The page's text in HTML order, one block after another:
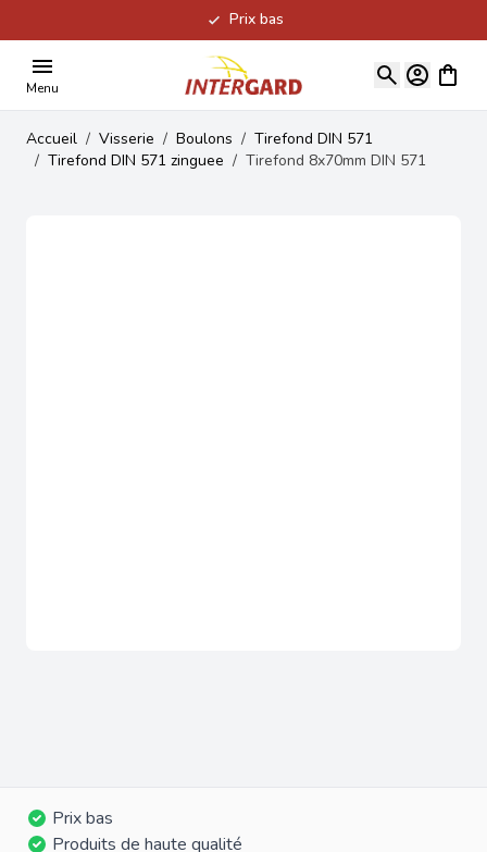
Prix bas
Menu
Voir
Accueil / Visserie / Boulons / Tirefond DIN 571
/ Tirefond DIN 571 zinguee / Tirefond 8x70mm DIN 571
Prix bas
Produits de haute qualité